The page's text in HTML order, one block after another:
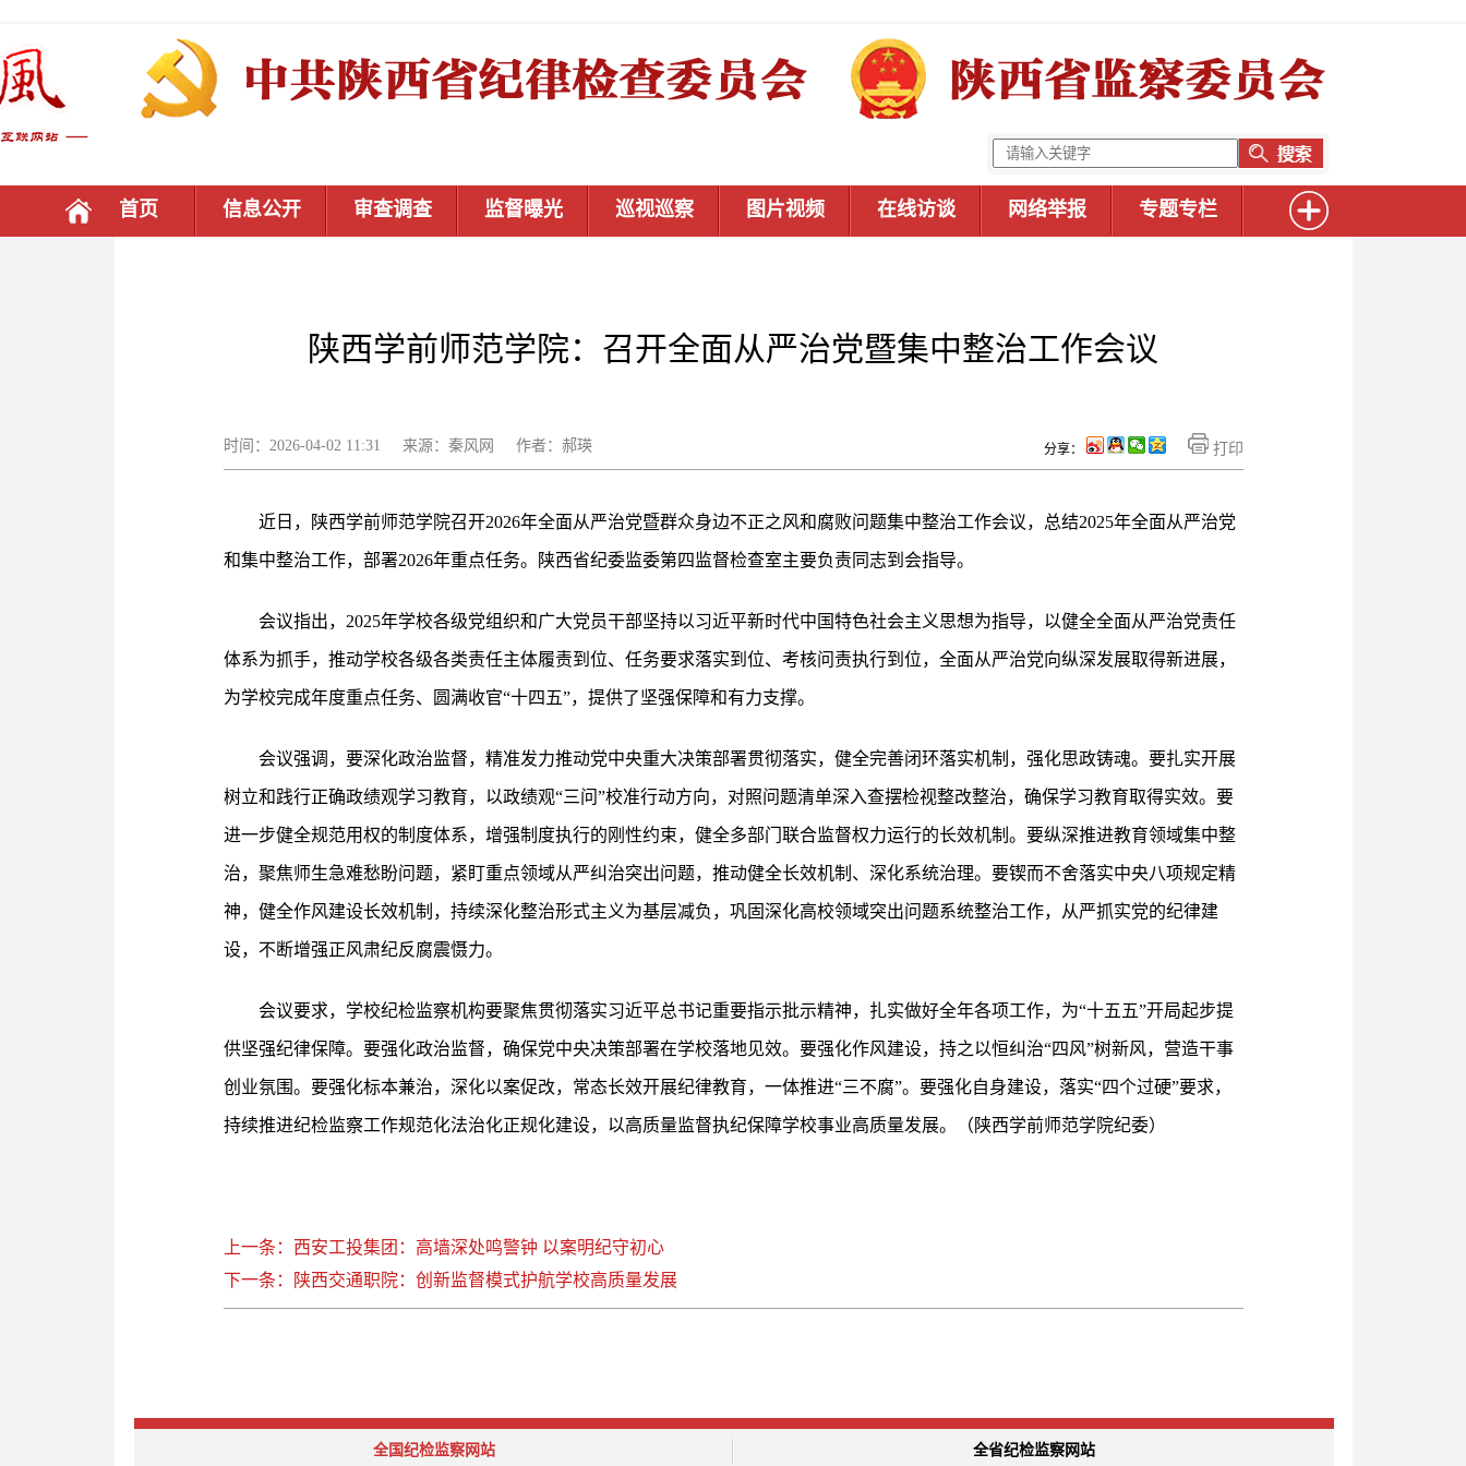
首页 信息公开 审查调查 监督曝光 巡视巡察 图片视频 在线访谈 网络举报 专题专栏
陕西学前师范学院：召开全面从严治党暨集中整治工作会议
时间：2026-04-02 11:31 来源：秦风网 作者：郝瑛 打印
分享：
近日，陕西学前师范学院召开2026年全面从严治党暨群众身边不正之风和腐败问题集中整治工作会议，总结2025年全面从严治党
和集中整治工作，部署2026年重点任务。陕西省纪委监委第四监督检查室主要负责同志到会指导。
会议指出，2025年学校各级党组织和广大党员干部坚持以习近平新时代中国特色社会主义思想为指导，以健全全面从严治党责任
体系为抓手，推动学校各级各类责任主体履责到位、任务要求落实到位、考核问责执行到位，全面从严治党向纵深发展取得新进展，
为学校完成年度重点任务、圆满收官“十四五”，提供了坚强保障和有力支撑。
会议强调，要深化政治监督，精准发力推动党中央重大决策部署贯彻落实，健全完善闭环落实机制，强化思政铸魂。要扎实开展
树立和践行正确政绩观学习教育，以政绩观“三问”校准行动方向，对照问题清单深入查摆检视整改整治，确保学习教育取得实效。要
进一步健全规范用权的制度体系，增强制度执行的刚性约束，健全多部门联合监督权力运行的长效机制。要纵深推进教育领域集中整
治，聚焦师生急难愁盼问题，紧盯重点领域从严纠治突出问题，推动健全长效机制、深化系统治理。要锲而不舍落实中央八项规定精
神，健全作风建设长效机制，持续深化整治形式主义为基层减负，巩固深化高校领域突出问题系统整治工作，从严抓实党的纪律建
设，不断增强正风肃纪反腐震慑力。
会议要求，学校纪检监察机构要聚焦贯彻落实习近平总书记重要指示批示精神，扎实做好全年各项工作，为“十五五”开局起步提
供坚强纪律保障。要强化政治监督，确保党中央决策部署在学校落地见效。要强化作风建设，持之以恒纠治“四风”树新风，营造干事
创业氛围。要强化标本兼治，深化以案促改，常态长效开展纪律教育，一体推进“三不腐”。要强化自身建设，落实“四个过硬”要求，
持续推进纪检监察工作规范化法治化正规化建设，以高质量监督执纪保障学校事业高质量发展。（陕西学前师范学院纪委）
上一条：西安工投集团：高墙深处鸣警钟 以案明纪守初心
下一条：陕西交通职院：创新监督模式护航学校高质量发展
全国纪检监察网站 全省纪检监察网站